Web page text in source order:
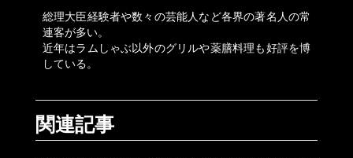
総理大臣経験者や数々の芸能人など各界の著名人の常
連客が多い。
近年はラムしゃぶ以外のグリルや薬膳料理も好評を博
している。
関連記事